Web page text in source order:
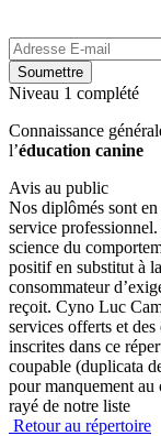
Niveau 1 complété
Connaissance
l’éducation canine
Avis au public
Nos diplômés sont
service
science du
positif en substitut à
consommateur
reçoit. Cyno Luc
services offerts et des
inscrites dans ce
coupable (duplicata
pour manquement
rayé de notre liste
Retour au répertoire